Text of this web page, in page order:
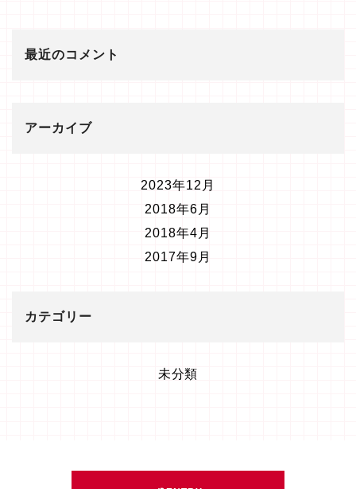
最近のコメント
アーカイブ
2023年12月
2018年6月
2018年4月
2017年9月
カテゴリー
未分類